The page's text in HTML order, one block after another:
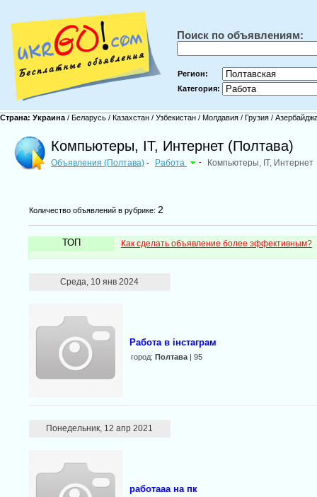
Поиск по объявлениям:
Регион:
Категория:
Страна: Украина / Беларусь / Казахстан / Узбекистан / Молдавия / Грузия /
Компьютеры, IT, Интернет (Полтава)
Объявления (Полтава) - Работа - Компьютеры, IT, Интернет
Количество объявлений в рубрике: 2
ТОП Как сделать объявление более эффективным?
Среда, 10 янв 2024
Работа в інстаграм
город: Полтава| 95
Понедельник, 12 апр 2021
работааа на пк